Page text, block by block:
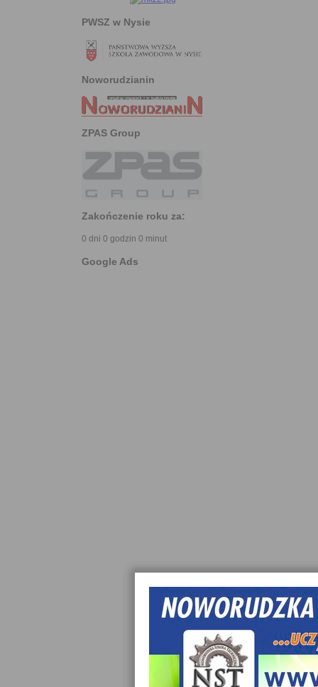
PWSZ w Nysie
Noworudzianin
ZPAS Group
Zakończenie roku za:
0 dni 0 godzin 0 minut
Google Ads